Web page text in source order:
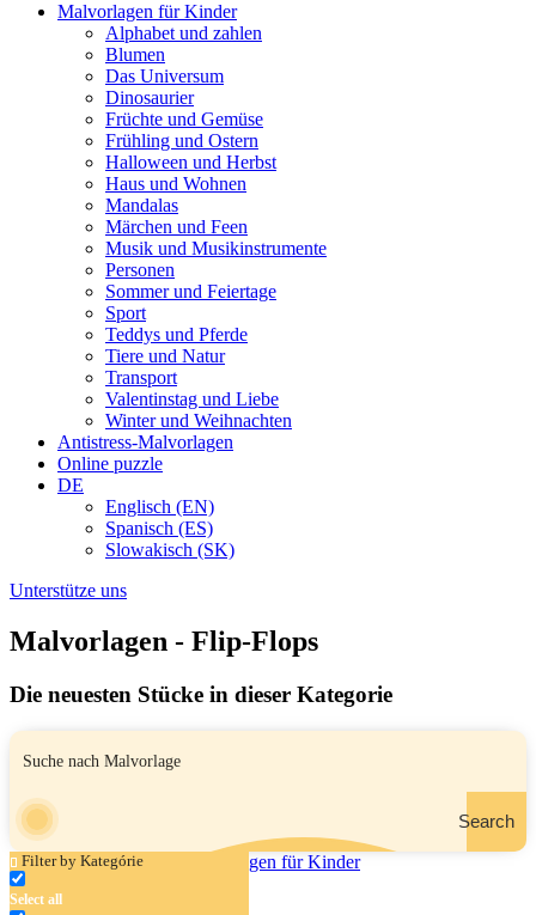
Malvorlagen für Kinder
Alphabet und zahlen
Blumen
Das Universum
Dinosaurier
Früchte und Gemüse
Frühling und Ostern
Halloween und Herbst
Haus und Wohnen
Mandalas
Märchen und Feen
Musik und Musikinstrumente
Personen
Sommer und Feiertage
Sport
Teddys und Pferde
Tiere und Natur
Transport
Valentinstag und Liebe
Winter und Weihnachten
Antistress-Malvorlagen
Online puzzle
DE
Englisch (EN)
Spanisch (ES)
Slowakisch (SK)
Unterstütze uns
Malvorlagen - Flip-Flops
Die neuesten Stücke in dieser Kategorie
Search
Filter by Kategórie
Select all
Bademode